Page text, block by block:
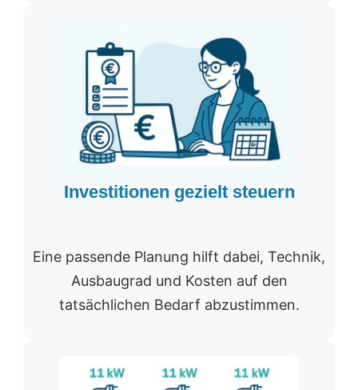
Investitionen gezielt steuern
Eine passende Planung hilft dabei, Technik,
Ausbaugrad und Kosten auf den
tatsächlichen Bedarf abzustimmen.